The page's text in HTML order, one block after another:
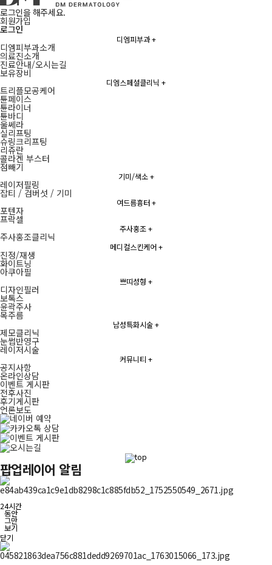
로그인을 해주세요.
회원가입
로그인
디엠피부과+
디엠피부과소개
의료진소개
진료안내/오시는길
보유장비
디엠스페셜클리닉 +
트리플모공케어
튠페이스
튠라이너
튠바디
울쎄라
실리프팅
슈링크리프팅
리쥬란
콜라겐 부스터
점빼기
기미/색소+
레이저필링
잡티 / 검버섯 / 기미
여드름흉터+
포텐자
프락셀
주사홍조+
주사홍조클리닉
메디컬스킨케어+
진정/재생
화이트닝
아쿠아필
쁘띠성형 +
디자인필러
보톡스
윤곽주사
목주름
남성특화시술+
제모클리닉
눈썹반영구
레이저시술
커뮤니티 +
공지사항
온라인상담
이벤트 게시판
전후사진
후기게시판
언론보도
퀵메뉴
팝업레이어 알림
24시간
동안
그만
보기
닫기